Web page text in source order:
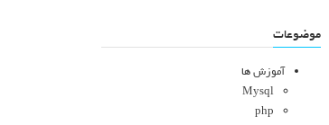
موضوعات
آموزش ها
Mysql
php